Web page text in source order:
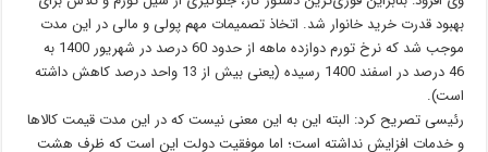
بهبود قدرت خرید خانوار شد. اتخاذ تصمیمات مهم پولی و مالی در این مدت
موجب شد که نرخ تورم دوازده ماهه از حدود 60 درصد در شهریور 1400 به
46 درصد در اسفند 1400 رسیده (یعنی بیش از 13 واحد درصد کاهش داشته
است).
رئیسی تصریح کرد: البته این به این معنی نیست که در این مدت قیمت کالاها
و خدمات افزایش نداشته است؛ اما موفقیت دولت این است که ظرف هشت